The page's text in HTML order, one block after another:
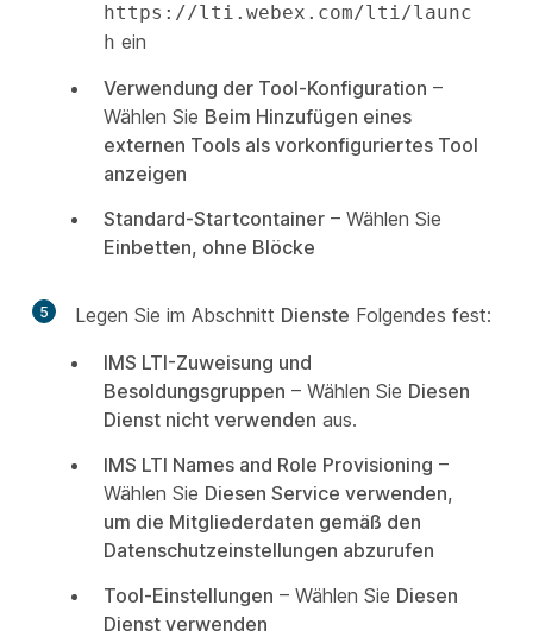
https://lti.webex.com/lti/launc
h ein
Verwendung der Tool-Konfiguration –
Wählen Sie Beim Hinzufügen eines
externen Tools als vorkonfiguriertes Tool
anzeigen
Standard-Startcontainer – Wählen Sie
Einbetten, ohne Blöcke
5 Legen Sie im Abschnitt Dienste Folgendes fest:
IMS LTI-Zuweisung und
Besoldungsgruppen – Wählen Sie Diesen
Dienst nicht verwenden aus.
IMS LTI Names and Role Provisioning –
Wählen Sie Diesen Service verwenden,
um die Mitgliederdaten gemäß den
Datenschutzeinstellungen abzurufen
Tool-Einstellungen – Wählen Sie Diesen
Dienst verwenden